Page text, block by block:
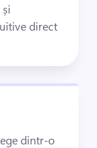
direct
dintr-o